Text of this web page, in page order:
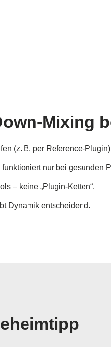
Mixing
(z. B. per Reference-Plugin).
nur bei gesunden
– keine „Plugin-Ketten“.
Dynamik entscheidend.